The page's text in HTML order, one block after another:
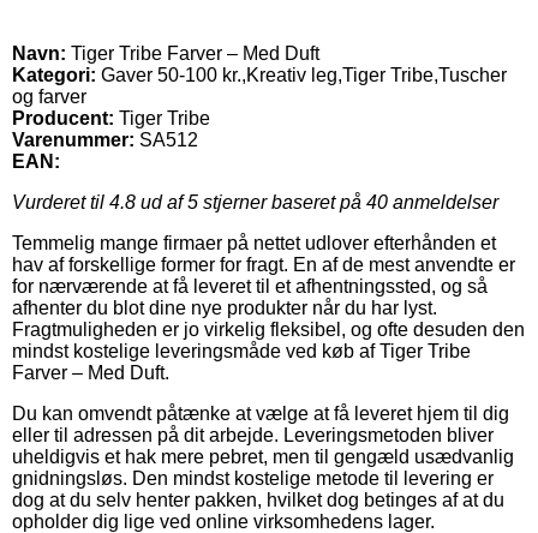
Navn: Tiger Tribe Farver – Med Duft
Kategori: Gaver 50-100 kr.,Kreativ leg,Tiger Tribe,Tuscher
og farver
Producent: Tiger Tribe
Varenummer: SA512
EAN:
Vurderet til 4.8 ud af 5 stjerner baseret på 40 anmeldelser
Temmelig mange firmaer på nettet udlover efterhånden et
hav af forskellige former for fragt. En af de mest anvendte er
for nærværende at få leveret til et afhentningssted, og så
afhenter du blot dine nye produkter når du har lyst.
Fragtmuligheden er jo virkelig fleksibel, og ofte desuden den
mindst kostelige leveringsmåde ved køb af Tiger Tribe
Farver – Med Duft.
Du kan omvendt påtænke at vælge at få leveret hjem til dig
eller til adressen på dit arbejde. Leveringsmetoden bliver
uheldigvis et hak mere pebret, men til gengæld usædvanlig
gnidningsløs. Den mindst kostelige metode til levering er
dog at du selv henter pakken, hvilket dog betinges af at du
opholder dig lige ved online virksomhedens lager.